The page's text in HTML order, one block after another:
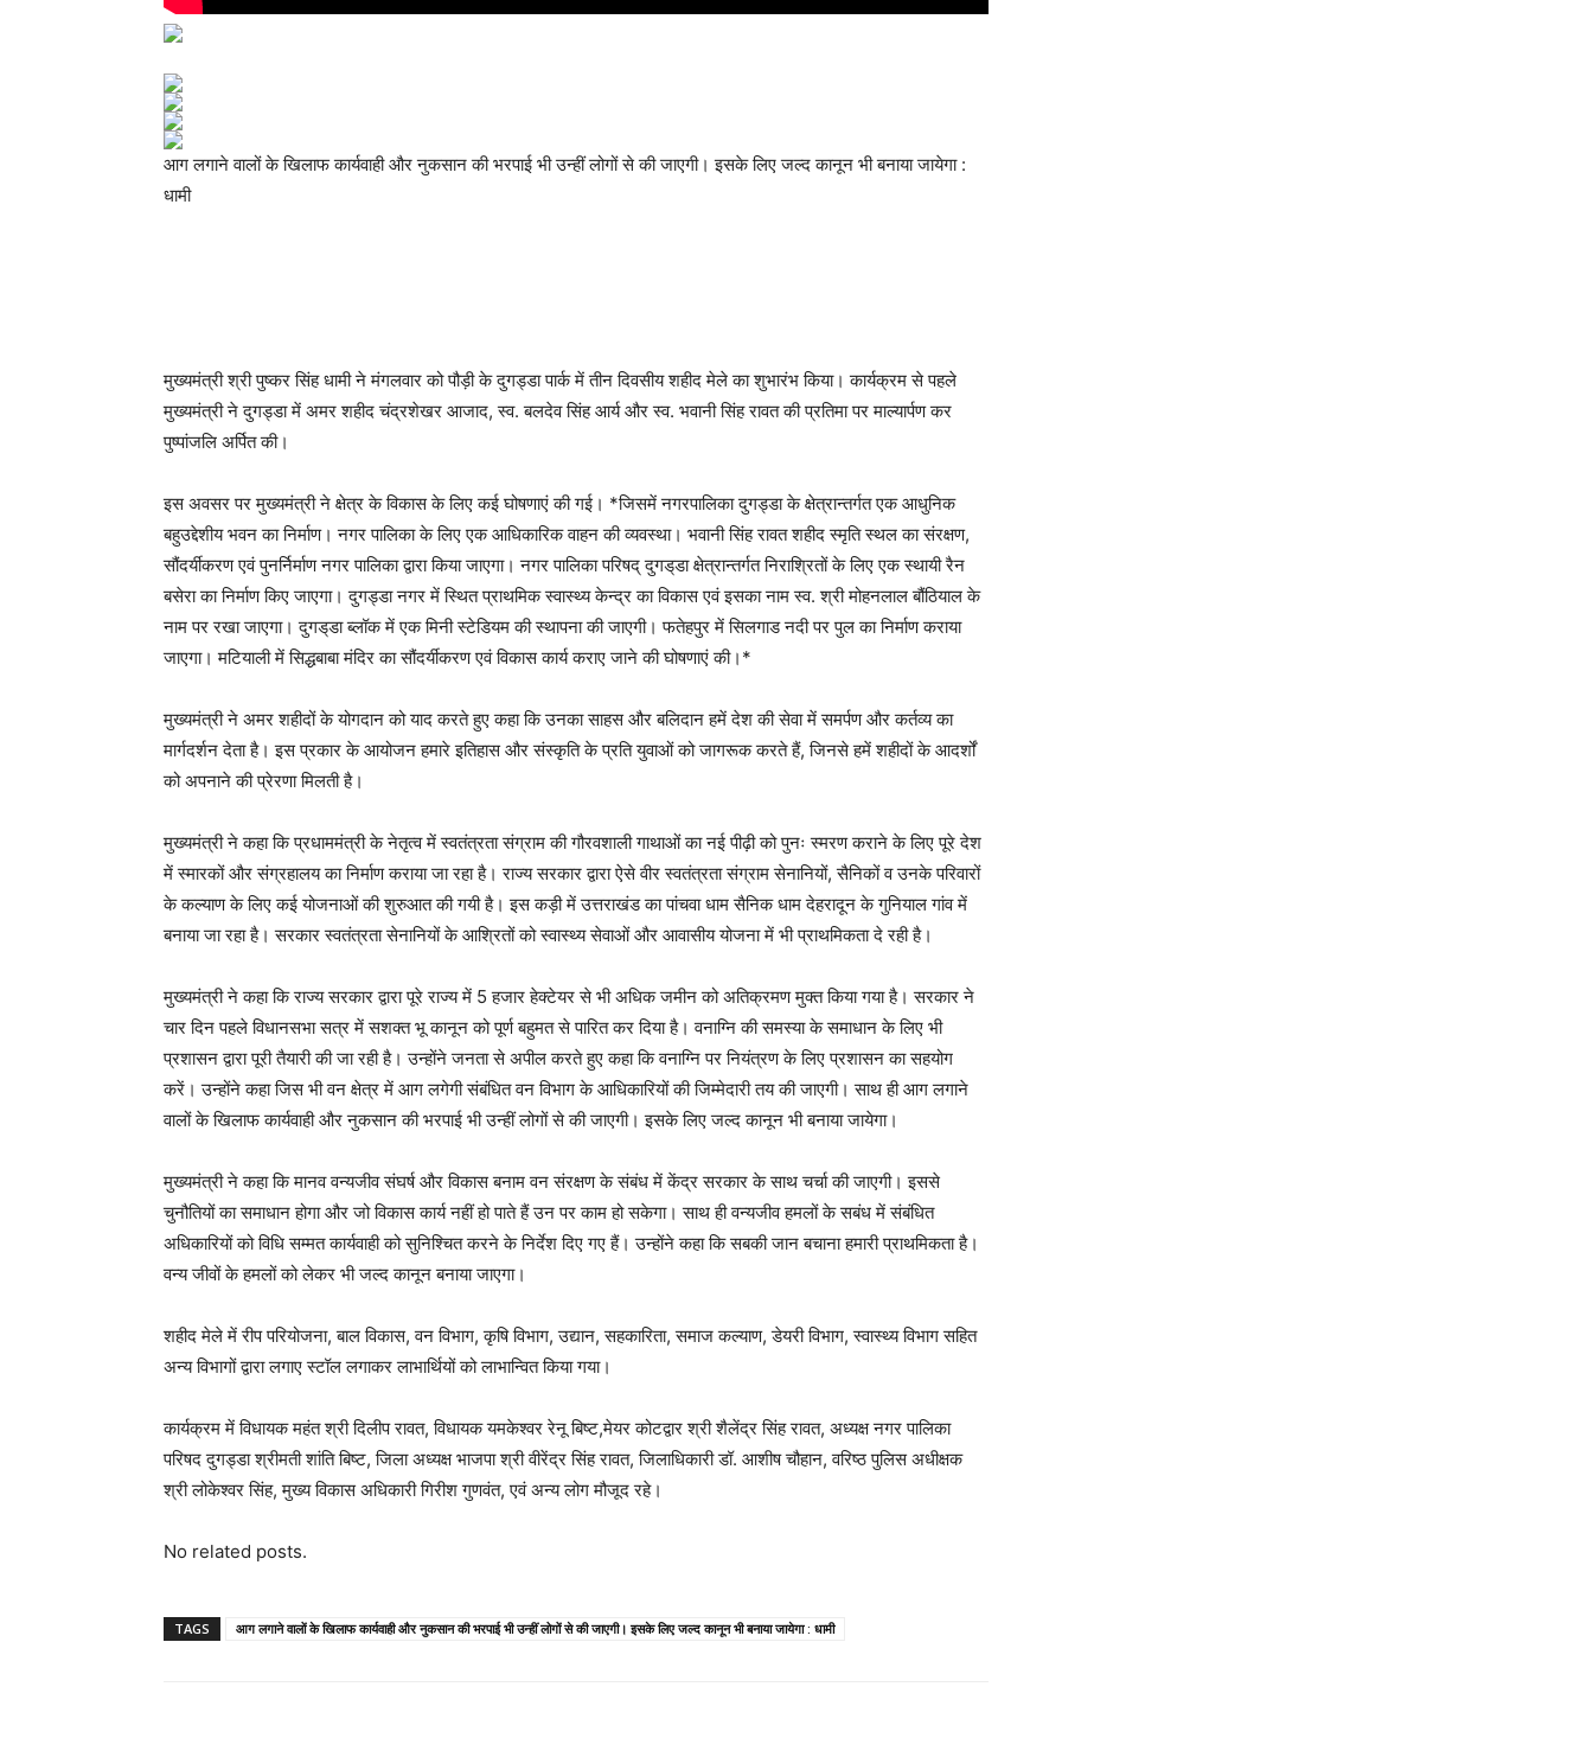
आग लगाने वालों के खिलाफ कार्यवाही और नुकसान की भरपाई भी उन्हीं लोगों से की जाएगी। इसके लिए जल्द कानून भी बनाया जायेगा :
धामी
मुख्यमंत्री श्री पुष्कर सिंह धामी ने मंगलवार को पौड़ी के दुगड्डा पार्क में तीन दिवसीय शहीद मेले का शुभारंभ किया। कार्यक्रम से पहले
मुख्यमंत्री ने दुगड्डा में अमर शहीद चंद्रशेखर आजाद, स्व. बलदेव सिंह आर्य और स्व. भवानी सिंह रावत की प्रतिमा पर माल्यार्पण कर
पुष्पांजलि अर्पित की।
इस अवसर पर मुख्यमंत्री ने क्षेत्र के विकास के लिए कई घोषणाएं की गई। *जिसमें नगरपालिका दुगड्डा के क्षेत्रान्तर्गत एक आधुनिक
बहुउद्देशीय भवन का निर्माण। नगर पालिका के लिए एक आधिकारिक वाहन की व्यवस्था। भवानी सिंह रावत शहीद स्मृति स्थल का संरक्षण,
सौंदर्यीकरण एवं पुनर्निर्माण नगर पालिका द्वारा किया जाएगा। नगर पालिका परिषद् दुगड्‌डा क्षेत्रान्तर्गत निराश्रितों के लिए एक स्थायी रैन
बसेरा का निर्माण किए जाएगा। दुगड्डा नगर में स्थित प्राथमिक स्वास्थ्य केन्द्र का विकास एवं इसका नाम स्व. श्री मोहनलाल बौंठियाल के
नाम पर रखा जाएगा। दुगड्‌डा ब्लॉक में एक मिनी स्टेडियम की स्थापना की जाएगी। फतेहपुर में सिलगाड नदी पर पुल का निर्माण कराया
जाएगा। मटियाली में सिद्धबाबा मंदिर का सौंदर्यीकरण एवं विकास कार्य कराए जाने की घोषणाएं की।*
मुख्यमंत्री ने अमर शहीदों के योगदान को याद करते हुए कहा कि उनका साहस और बलिदान हमें देश की सेवा में समर्पण और कर्तव्य का
मार्गदर्शन देता है। इस प्रकार के आयोजन हमारे इतिहास और संस्कृति के प्रति युवाओं को जागरूक करते हैं, जिनसे हमें शहीदों के आदर्शों
को अपनाने की प्रेरणा मिलती है।
मुख्यमंत्री ने कहा कि प्रधाममंत्री के नेतृत्व में स्वतंत्रता संग्राम की गौरवशाली गाथाओं का नई पीढ़ी को पुनः स्मरण कराने के लिए पूरे देश
में स्मारकों और संग्रहालय का निर्माण कराया जा रहा है। राज्य सरकार द्वारा ऐसे वीर स्वतंत्रता संग्राम सेनानियों, सैनिकों व उनके परिवारों
के कल्याण के लिए कई योजनाओं की शुरुआत की गयी है। इस कड़ी में उत्तराखंड का पांचवा धाम सैनिक धाम देहरादून के गुनियाल गांव में
बनाया जा रहा है। सरकार स्वतंत्रता सेनानियों के आश्रितों को स्वास्थ्य सेवाओं और आवासीय योजना में भी प्राथमिकता दे रही है।
मुख्यमंत्री ने कहा कि राज्य सरकार द्वारा पूरे राज्य में 5 हजार हेक्टेयर से भी अधिक जमीन को अतिक्रमण मुक्त किया गया है। सरकार ने
चार दिन पहले विधानसभा सत्र में सशक्त भू कानून को पूर्ण बहुमत से पारित कर दिया है। वनाग्नि की समस्या के समाधान के लिए भी
प्रशासन द्वारा पूरी तैयारी की जा रही है। उन्होंने जनता से अपील करते हुए कहा कि वनाग्नि पर नियंत्रण के लिए प्रशासन का सहयोग
करें। उन्होंने कहा जिस भी वन क्षेत्र में आग लगेगी संबंधित वन विभाग के आधिकारियों की जिम्मेदारी तय की जाएगी। साथ ही आग लगाने
वालों के खिलाफ कार्यवाही और नुकसान की भरपाई भी उन्हीं लोगों से की जाएगी। इसके लिए जल्द कानून भी बनाया जायेगा।
मुख्यमंत्री ने कहा कि मानव वन्यजीव संघर्ष और विकास बनाम वन संरक्षण के संबंध में केंद्र सरकार के साथ चर्चा की जाएगी। इससे
चुनौतियों का समाधान होगा और जो विकास कार्य नहीं हो पाते हैं उन पर काम हो सकेगा। साथ ही वन्यजीव हमलों के सबंध में संबंधित
अधिकारियों को विधि सम्मत कार्यवाही को सुनिश्चित करने के निर्देश दिए गए हैं। उन्होंने कहा कि सबकी जान बचाना हमारी प्राथमिकता है।
वन्य जीवों के हमलों को लेकर भी जल्द कानून बनाया जाएगा।
शहीद मेले में रीप परियोजना, बाल विकास, वन विभाग, कृषि विभाग, उद्यान, सहकारिता, समाज कल्याण, डेयरी विभाग, स्वास्थ्य विभाग सहित
अन्य विभागों द्वारा लगाए स्टॉल लगाकर लाभार्थियों को लाभान्वित किया गया।
कार्यक्रम में विधायक महंत श्री दिलीप रावत, विधायक यमकेश्वर रेनू बिष्ट,मेयर कोटद्वार श्री शैलेंद्र सिंह रावत, अध्यक्ष नगर पालिका
परिषद दुगड्डा श्रीमती शांति बिष्ट, जिला अध्यक्ष भाजपा श्री वीरेंद्र सिंह रावत, जिलाधिकारी डॉ. आशीष चौहान, वरिष्ठ पुलिस अधीक्षक
श्री लोकेश्वर सिंह, मुख्य विकास अधिकारी गिरीश गुणवंत, एवं अन्य लोग मौजूद रहे।
No related posts.
TAGS आग लगाने वालों के खिलाफ कार्यवाही और नुकसान की भरपाई भी उन्हीं लोगों से की जाएगी। इसके लिए जल्द कानून भी बनाया जायेगा : धामी